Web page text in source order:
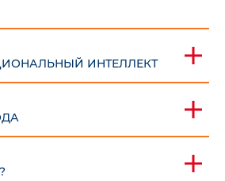
ИНТЕЛЛЕКТ